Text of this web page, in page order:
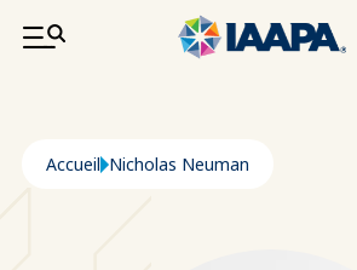
ALLER AU CONTENU PRINCIPAL
Fil d'Ariane
Accueil Nicholas Neuman